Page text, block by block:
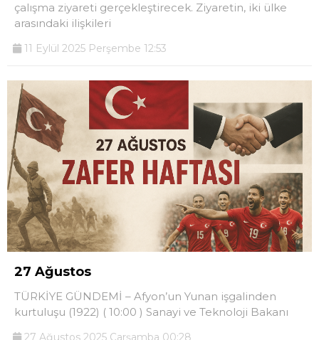
çalışma ziyareti gerçekleştirecek. Ziyaretin, iki ülke
arasındaki ilişkileri
11 Eylül 2025 Perşembe 12:53
27 Ağustos
TÜRKİYE GÜNDEMİ – Afyon’un Yunan işgalinden
kurtuluşu (1922) ( 10:00 ) Sanayi ve Teknoloji Bakanı
27 Ağustos 2025 Çarşamba 00:28